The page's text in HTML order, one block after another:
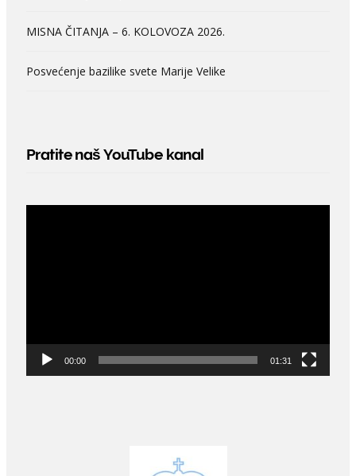
MISNA ČITANJA – 6. KOLOVOZA 2026.
Posvećenje bazilike svete Marije Velike
Pratite naš YouTube kanal
00:00 01:31